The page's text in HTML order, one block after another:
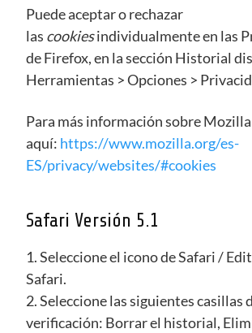
Puede aceptar o rechazar
las cookiesindividualmente en las
de Firefox, en la sección Historial
Herramientas > Opciones >
Para más información sobre
aquí: https://www.mozilla.org/es-
ES/privacy/websites/#cookies
Safari Versión 5.1
1. Seleccione el icono de Safari /
Safari.
2. Seleccione las siguientes casillas
verificación: Borrar el historial,